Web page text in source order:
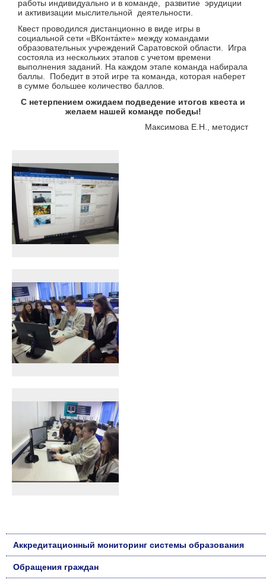
работы индивидуально и в команде, развитие эрудиции
и активизации мыслительной деятельности.
Квест проводился дистанционно в виде игры в
социальной сети «ВКонта́кте» между командами
образовательных учреждений Саратовской области. Игра
состояла из нескольких этапов с учетом времени
выполнения заданий. На каждом этапе команда набирала
баллы. Победит в этой игре та команда, которая наберет
в сумме большее количество баллов.
С нетерпением ожидаем подведение итогов квеста и
желаем нашей команде победы!
Максимова Е.Н., методист
Аккредитационный мониторинг системы образования
Обращения граждан